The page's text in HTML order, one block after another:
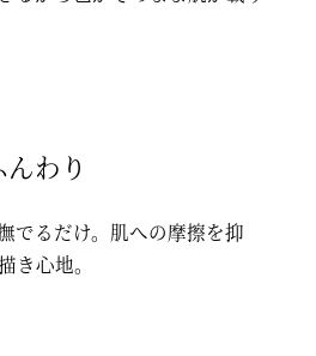
わり
でるだけ。肌への摩擦を抑
き心地。